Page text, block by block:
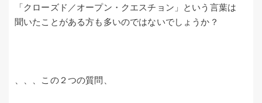
「クローズド／オープン・クエスチョン」という言葉は
聞いたことがある方も多いのではないでしょうか？
、、、この２つの質問、